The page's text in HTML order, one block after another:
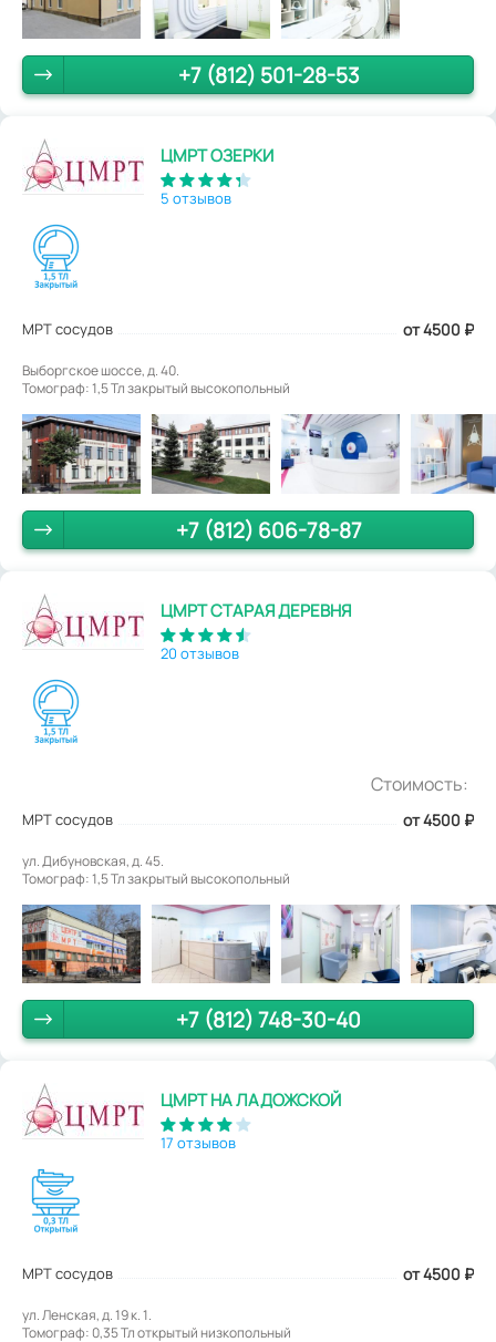
+7 (812) 501-28-53
ЦМРТ ОЗЕРКИ
5 отзывов
МРТ сосудов от 4500 ₽
Выборгское шоссе, д. 40.
Томограф: 1,5 Тл закрытый высокопольный
+7 (812) 606-78-87
ЦМРТ СТАРАЯ ДЕРЕВНЯ
20 отзывов
Стоимость:
МРТ сосудов от 4500 ₽
ул. Дибуновская, д. 45.
Томограф: 1,5 Тл закрытый высокопольный
+7 (812) 748-30-40
ЦМРТ НА ЛАДОЖСКОЙ
17 отзывов
МРТ сосудов от 4500 ₽
ул. Ленская, д. 19 к. 1.
Томограф: 0,35 Тл открытый низкопольный